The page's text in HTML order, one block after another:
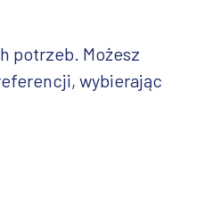
potrzeb. Możesz
wybierając